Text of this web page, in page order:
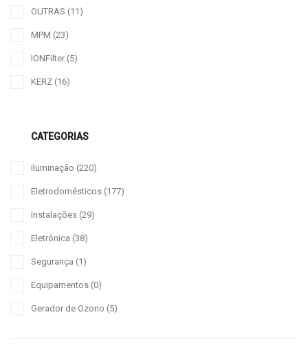
OUTRAS (11)
MPM (23)
IONFilter (5)
KERZ (16)
CATEGORIAS
Iluminação (220)
Eletrodomésticos (177)
Instalações (29)
Eletrónica (38)
Segurança (1)
Equipamentos (0)
Gerador de Ozono (5)